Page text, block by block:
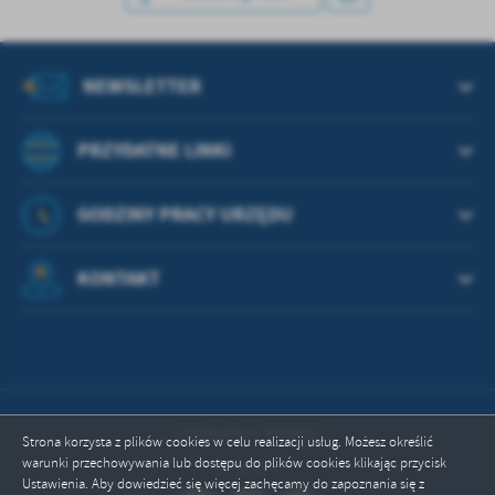
Strona korzysta z plików cookies w celu realizacji usług. Możesz określić
warunki przechowywania lub dostępu do plików cookies klikając przycisk
Ustawienia. Aby dowiedzieć się więcej zachęcamy do zapoznania się z
PRZYDATNE LINKI
NEWSLETTER
GODZINY PRACY URZĘDU
KONTAKT
Odwiedzin: 664693
Online: 6